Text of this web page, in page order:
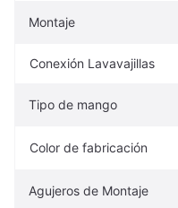
Montaje
Conexión Lavavajillas
Tipo de mango
Color de fabricación
Agujeros de Montaje